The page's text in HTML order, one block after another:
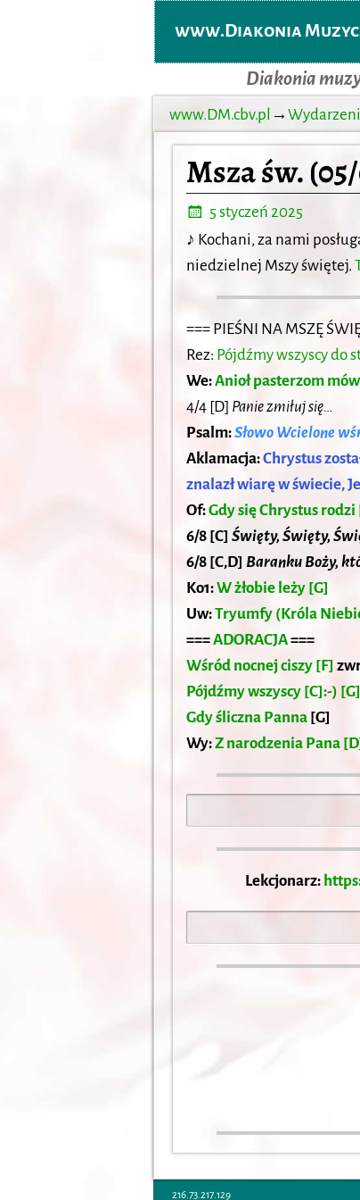
www.Diakonia
Diakonia
www.DM.cbv.pl →
Msza św.
5 styczeń 2025
♪ Kochani, za nami
niedzielnej Mszy świętej.
=== PIEŚNI NA MSZĘ
Rez: Pójdźmy wszyscy do
We:Anioł pasterzom
4/4 [D] Panie zmiłuj się…
Psalm:Słowo Wcielone
Aklamacja:Chrystus
znalazł wiarę w świecie,
Of:Gdy się Chrystus rodzi
6/8 [C]Święty, Święty,
6/8 [C,D] Baranku Boży,
Ko1:W żłobie leży [G]
Uw:Tryumfy (Króla
===ADORACJA===
Wśród nocnej ciszy [F]
Pójdźmy wszyscy [C]:-) [G]
Gdy śliczna Panna [G]
Wy:Z narodzenia Pana
Lekcjonarz:
216.73.217.129